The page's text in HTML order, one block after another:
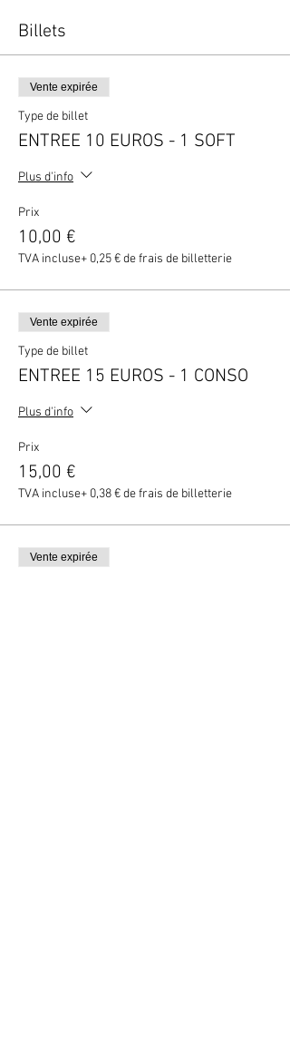
Billets
Vente expirée
Type de billet
ENTREE 10 EUROS - 1 SOFT
Plus d'info
Prix
10,00 €
TVA incluse+ 0,25 € de frais de billetterie
Vente expirée
Type de billet
ENTREE 15 EUROS - 1 CONSO
Plus d'info
Prix
15,00 €
TVA incluse+ 0,38 € de frais de billetterie
Vente expirée